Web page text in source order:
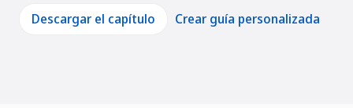
Descargar el capítulo Crear guía personalizada